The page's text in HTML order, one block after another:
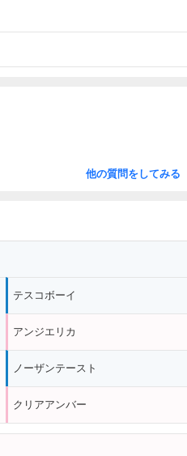
他の質問をしてみる
テスコボーイ
アンジエリカ
ノーザンテースト
クリアアンバー